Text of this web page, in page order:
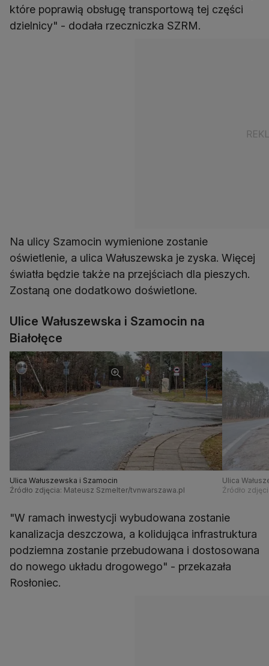
które poprawią obsługę transportową tej części
dzielnicy" - dodała rzeczniczka SZRM.
Na ulicy Szamocin wymienione zostanie
oświetlenie, a ulica Wałuszewska je zyska. Więcej
światła będzie także na przejściach dla pieszych.
Zostaną one dodatkowo doświetlone.
Ulice Wałuszewska i Szamocin na
Białołęce
Ulica Wałuszewska i Szamocin
Źródło zdjęcia: Mateusz Szmelter/tvnwarszawa.pl
Ulica
Źródło
"W ramach inwestycji wybudowana zostanie
kanalizacja deszczowa, a kolidująca infrastruktura
podziemna zostanie przebudowana i dostosowana
do nowego układu drogowego" - przekazała
Rosłoniec.